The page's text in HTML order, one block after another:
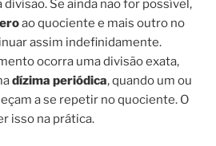
Se ainda não for possível,
ao quociente e mais outro no
assim indefinidamente.
ocorra uma divisão exata,
dízima periódica, quando um ou
a se repetir no quociente. O
isso na prática.